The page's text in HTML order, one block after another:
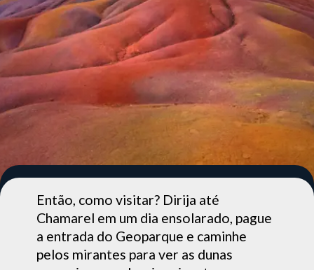
Então, como visitar? Dirija até
Chamarel em um dia ensolarado, pague
a entrada do Geoparque e caminhe
pelos mirantes para ver as dunas